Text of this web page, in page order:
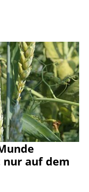
auf dem